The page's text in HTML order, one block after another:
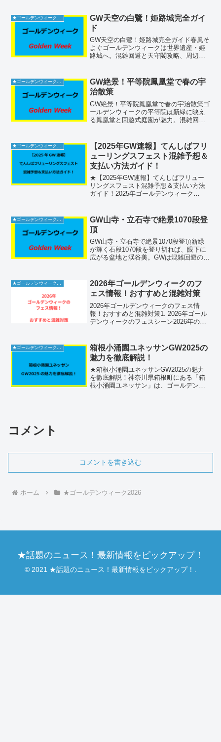
★ゴールデンウィーク2026
GW天空の白鷺！姫路城完全ガイ
ド
GW天空の白鷺！姫路城完全ガイド春風そ
よぐゴールデンウィークは世界遺産・姫
路城へ。混雑回避と天守閣攻略、周辺グ
は、兵庫県姫路市本町68に位置していま
す。電話番号は0...
★ゴールデンウィーク2026
GW絶景！平等院鳳凰堂で春の宇
治散策
GW絶景！平等院鳳凰堂で春の宇治散策ゴ
ールデンウィークの平等院は新緑に映え
る鳳凰堂と回遊式庭園が魅力。混雑回避
す。平等院の基本情報とアクセス平等院
は、京都府宇治市宇治蓮...
【2025年GW速報】てんしばフリ
ューリングスフェスト混雑予想＆
支払い方法ガイド！
★【2025年GW速報】てんしばフリュー
リングスフェスト混雑予想＆支払い方法
ガイド！2025年ゴールデンウィーク
へ！ドイツ直輸入ビールと絶品グルメが
揃う春の...
★ゴールデンウィーク2026
GW山寺・立石寺で絶景1070段登
頂
GW山寺・立石寺で絶景1070段登頂新緑
が輝く石段1070段を登り切れば、眼下に
広がる盆地と渓谷美。GWは混雑回避のコ
には山寺と呼ばれています）は、山形県
山形市山寺4...
★ゴールデンウィーク2026
2026年ゴールデンウィークのフ
ェス情報！おすすめと混雑対策
2026年ゴールデンウィークのフェス情
報！おすすめと混雑対策1. 2026年ゴール
デンウィークのフェスシーン2026年のゴ
開催される見込みです。特に大型連休と
なるこの期...
箱根小涌園ユネッサンGW2025の
魅力を徹底解説！
★箱根小涌園ユネッサンGW2025の魅力
を徹底解説！神奈川県箱根町にある「箱
根小涌園ユネッサン」は、ゴールデンウ
コメント
コメントを書き込む
ホーム ★ゴールデンウィーク2026
★話題のニュース！最新情報をピックアップ！
© 2021 ★話題のニュース！最新情報をピックアップ！.